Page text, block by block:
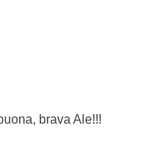
brava Ale!!!